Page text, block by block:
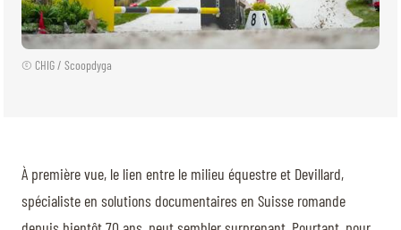
© CHIG / Scoopdyga
À première vue, le lien entre le milieu équestre et Devillard,
spécialiste en solutions documentaires en Suisse romande